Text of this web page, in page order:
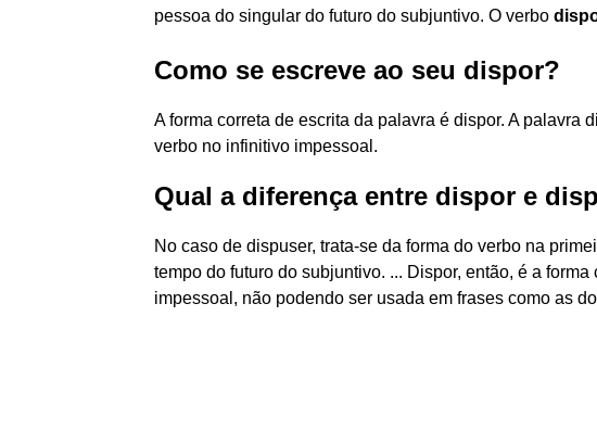
pessoa do singular do futuro do subjuntivo. O verbo
Como se escreve ao seu dispor?
A forma correta de escrita da palavra é dispor. A palavra
verbo no infinitivo impessoal.
Qual a diferença entre dispor e
No caso de dispuser, trata-se da forma do verbo na
tempo do futuro do subjuntivo. ... Dispor, então, é a
impessoal, não podendo ser usada em frases como as